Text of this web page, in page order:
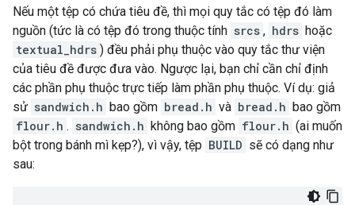
Nếu một tệp có chứa tiêu đề, thì mọi quy tắc có tệp đó làm
nguồn (tức là có tệp đó trong thuộc tính srcs , hdrs hoặc
textual_hdrs ) đều phải phụ thuộc vào quy tắc thư viện
của tiêu đề được đưa vào. Ngược lại, bạn chỉ cần chỉ định
các phần phụ thuộc trực tiếp làm phần phụ thuộc. Ví dụ: giả
sử sandwich.h bao gồm bread.h và bread.h bao gồm
flour.h . sandwich.h không bao gồm flour.h (ai muốn
bột trong bánh mì kẹp?), vì vậy, tệp BUILD sẽ có dạng như
sau: